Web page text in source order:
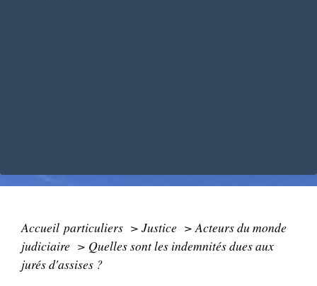
Accueil particuliers > Justice > Acteurs du monde
judiciaire > Quelles sont les indemnités dues aux
jurés d'assises ?